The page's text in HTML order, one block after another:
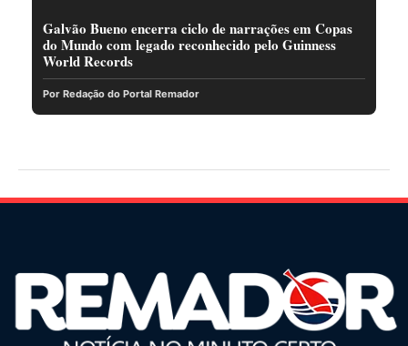
Galvão Bueno encerra ciclo de narrações em Copas
do Mundo com legado reconhecido pelo Guinness
World Records
Por Redação do Portal Remador